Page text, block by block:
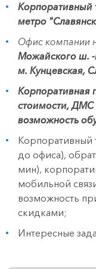
Корпоративный
метро
Офис компании
Можайского ш. -
м. Кунцевская,
Корпоративная
стоимости,ДМС
возможность
Корпоративный
до офиса),
мин),
мобильной
возможность
скидками;
Интересные